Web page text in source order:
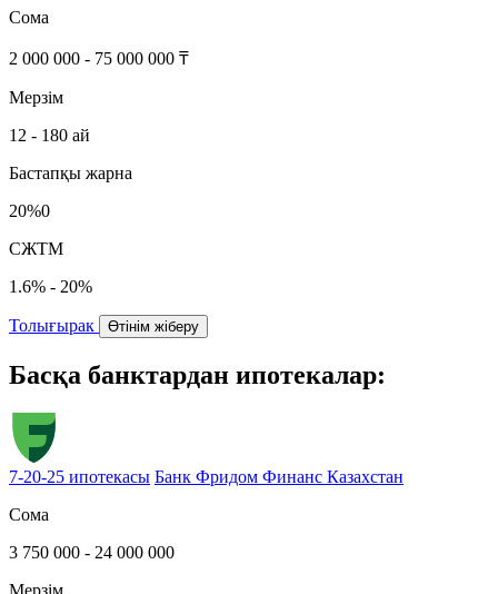
Сома
2 000 000 - 75 000 000 ₸
Мерзім
12 - 180 ай
Бастапқы жарна
20%0
СЖТМ
1.6% - 20%
Толығырак Өтінім жіберу
Басқа банктардан ипотекалар:
7-20-25 ипотекасы Банк Фридом Финанс Казахстан
Сома
3 750 000 - 24 000 000
Мерзім